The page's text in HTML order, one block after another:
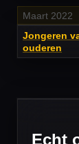
Maart 2022
Jongeren
ouderen
Echt